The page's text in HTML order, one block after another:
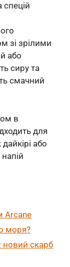
спецій
зі зрілими
або
сиру та
смачний
в
для
або
Arcane
моря?
новий скарб